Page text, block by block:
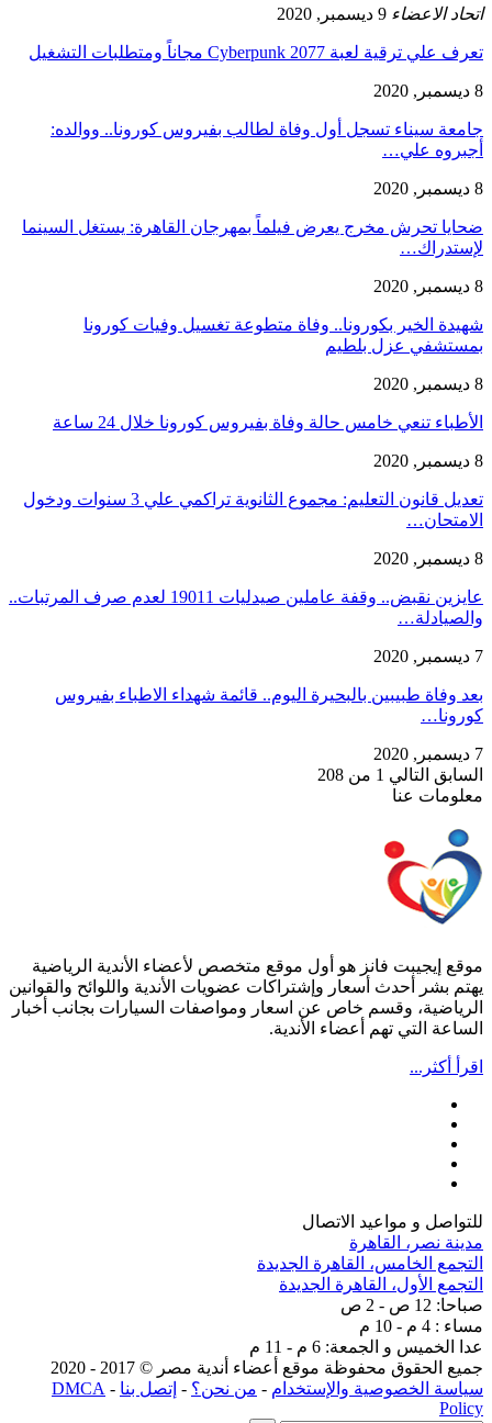
اتحاد الاعضاء 9 ديسمبر, 2020
تعرف علي ترقية لعبة Cyberpunk 2077 مجاناً ومتطلبات التشغيل
8 ديسمبر, 2020
جامعة سيناء تسجل أول وفاة لطالب بفيروس كورونا.. ووالده:
أجبروه علي…
8 ديسمبر, 2020
ضحايا تحرش مخرج يعرض فيلماً بمهرجان القاهرة: يستغل السينما
لإستدراك…
8 ديسمبر, 2020
شهيدة الخير بكورونا.. وفاة متطوعة تغسيل وفيات كورونا
بمستشفي عزل بلطيم
8 ديسمبر, 2020
الأطباء تنعي خامس حالة وفاة بفيروس كورونا خلال 24 ساعة
8 ديسمبر, 2020
تعديل قانون التعليم: مجموع الثانوية تراكمي علي 3 سنوات ودخول
الامتحان…
8 ديسمبر, 2020
عايزين نقبض.. وقفة عاملين صيدليات 19011 لعدم صرف المرتبات..
والصيادلة…
7 ديسمبر, 2020
بعد وفاة طبيبين بالبحيرة اليوم.. قائمة شهداء الاطباء بفيروس
كورونا…
7 ديسمبر, 2020
السابق التالي 1 من 208
معلومات عنا
موقع إيجيبت فانز هو أول موقع متخصص لأعضاء الأندية الرياضية
يهتم بشر أحدث أسعار وإشتراكات عضويات الأندية واللوائح والقوانين
الرياضية، وقسم خاص عن اسعار ومواصفات السيارات بجانب أخبار
الساعة التي تهم أعضاء الأندية.
اقرأ أكثر...
للتواصل و مواعيد الاتصال
مدينة نصر، القاهرة
التجمع الخامس، القاهرة الجديدة
التجمع الأول، القاهرة الجديدة
صباحا: 12 ص - 2 ص
مساء : 4 م - 10 م
عدا الخميس و الجمعة: 6 م - 11 م
جميع الحقوق محفوظة موقع أعضاء أندية مصر © 2017 - 2020
سياسة الخصوصية والإستخدام - من نحن؟ - إتصل بنا -
DMCA
Policy